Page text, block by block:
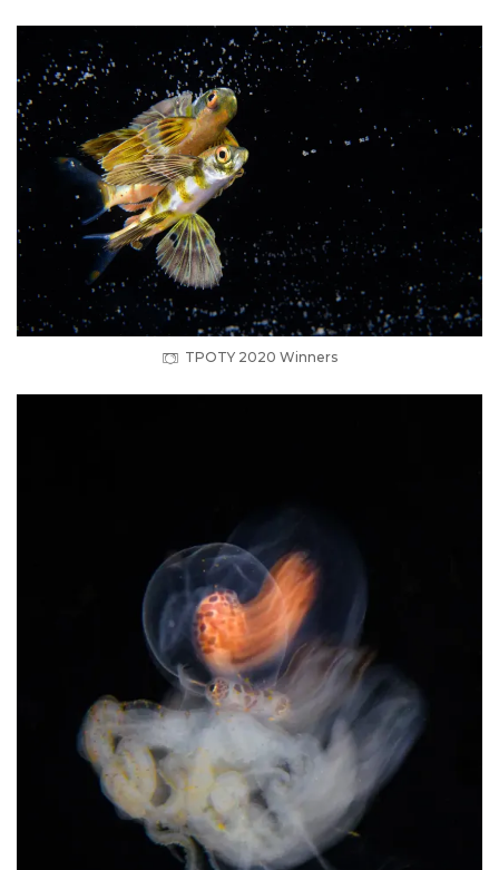
TPOTY 2020 Winners